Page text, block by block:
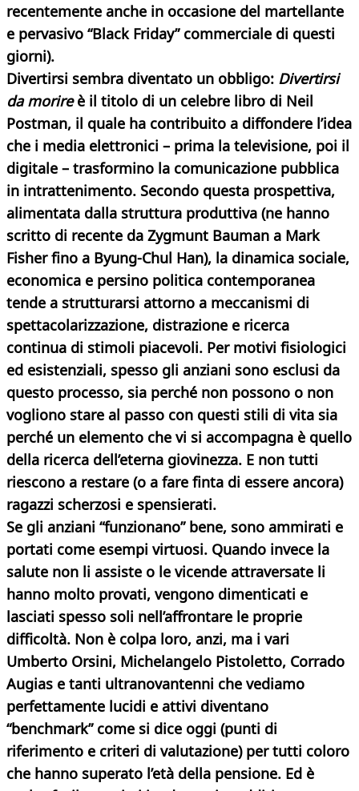
recentemente anche in occasione del martellante
e pervasivo “Black Friday” commerciale di questi
giorni).
Divertirsi sembra diventato un obbligo: Divertirsi
da morireè il titolo di un celebre libro di Neil
Postman, il quale ha contribuito a diffondere l’idea
che i media elettronici – prima la televisione, poi il
digitale – trasformino la comunicazione pubblica
in intrattenimento. Secondo questa prospettiva,
alimentata dalla struttura produttiva (ne hanno
scritto di recente da Zygmunt Bauman a Mark
Fisher fino a Byung-Chul Han), la dinamica sociale,
economica e persino politica contemporanea
tende a strutturarsi attorno a meccanismi di
spettacolarizzazione, distrazione e ricerca
continua di stimoli piacevoli. Per motivi fisiologici
ed esistenziali, spesso gli anziani sono esclusi da
questo processo, sia perché non possono o non
vogliono stare al passo con questi stili di vita sia
perché un elemento che vi si accompagna è quello
della ricerca dell’eterna giovinezza. E non tutti
riescono a restare (o a fare finta di essere ancora)
ragazzi scherzosi e spensierati.
Se gli anziani “funzionano” bene, sono ammirati e
portati come esempi virtuosi. Quando invece la
salute non li assiste o le vicende attraversate li
hanno molto provati, vengono dimenticati e
lasciati spesso soli nell’affrontare le proprie
difficoltà. Non è colpa loro, anzi, ma i vari
Umberto Orsini, Michelangelo Pistoletto, Corrado
Augias e tanti ultranovantenni che vediamo
perfettamente lucidi e attivi diventano
“benchmark” come si dice oggi (punti di
riferimento e criteri di valutazione) per tutti coloro
che hanno superato l’età della pensione. Ed è